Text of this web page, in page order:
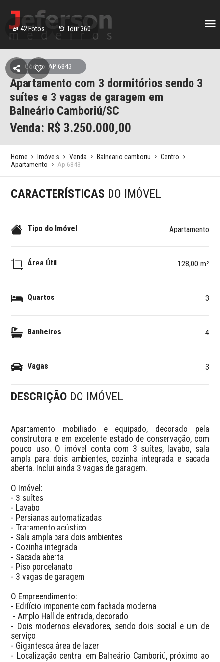
42 Fotos Tour 360
Código: AP 6843
Apartamento com 3 dormitórios sendo 3
suítes e 3 vagas de garagem em
Balneário Camboriú/SC
Venda: R$ 3.250.000,00
Home Imóveis Venda Balneario camboriu
Centro
Apartamento
Ap 6843
CARACTERÍSTICAS DO IMÓVEL
Tipo do Imóvel Apartamento
Área Útil 128,00 m²
Quartos 3
Banheiros 4
Vagas 3
DESCRIÇÃO DO IMÓVEL
Apartamento mobiliado e equipado, decorado pela
construtora e em excelente estado de conservação, com
pouco uso. O imóvel conta com 3 suítes, lavabo, sala
ampla para dois ambientes, cozinha integrada e sacada
aberta. Inclui ainda 3 vagas de garagem.
O Imóvel:
- 3 suítes
- Lavabo
- Persianas automatizadas
- Tratamento acústico
- Sala ampla para dois ambientes
- Cozinha integrada
- Sacada aberta
- Piso porcelanato
- 3 vagas de garagem
O Empreendimento:
- Edifício imponente com fachada moderna
- Dois modernos elevadores, sendo dois social e um de
serviço
- Gigantesca área de lazer
- Localização central em Balneário Camboriú, próximo ao